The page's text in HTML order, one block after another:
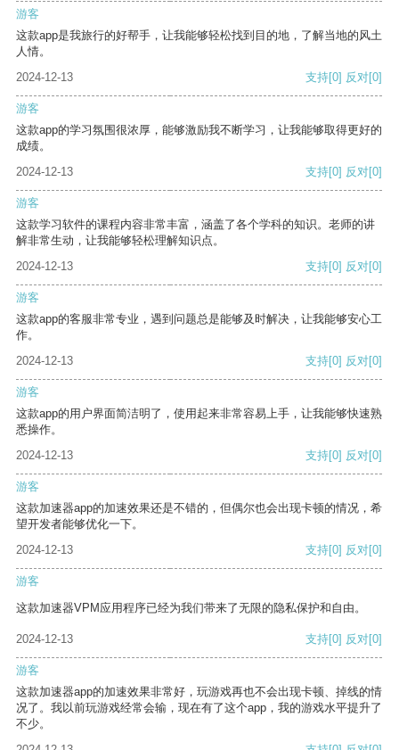
游客
这款app是我旅行的好帮手，让我能够轻松找到目的地，了解当地的风土
人情。
2024-12-13
支持[0] 反对[0]
游客
这款app的学习氛围很浓厚，能够激励我不断学习，让我能够取得更好的
成绩。
2024-12-13
支持[0] 反对[0]
游客
这款学习软件的课程内容非常丰富，涵盖了各个学科的知识。老师的讲
解非常生动，让我能够轻松理解知识点。
2024-12-13
支持[0] 反对[0]
游客
这款app的客服非常专业，遇到问题总是能够及时解决，让我能够安心工
作。
2024-12-13
支持[0] 反对[0]
游客
这款app的用户界面简洁明了，使用起来非常容易上手，让我能够快速熟
悉操作。
2024-12-13
支持[0] 反对[0]
游客
这款加速器app的加速效果还是不错的，但偶尔也会出现卡顿的情况，希
望开发者能够优化一下。
2024-12-13
支持[0] 反对[0]
游客
这款加速器VPM应用程序已经为我们带来了无限的隐私保护和自由。
2024-12-13 支持[0] 反对[0]
游客
这款加速器app的加速效果非常好，玩游戏再也不会出现卡顿、掉线的情
况了。我以前玩游戏经常会输，现在有了这个app，我的游戏水平提升了
不少。